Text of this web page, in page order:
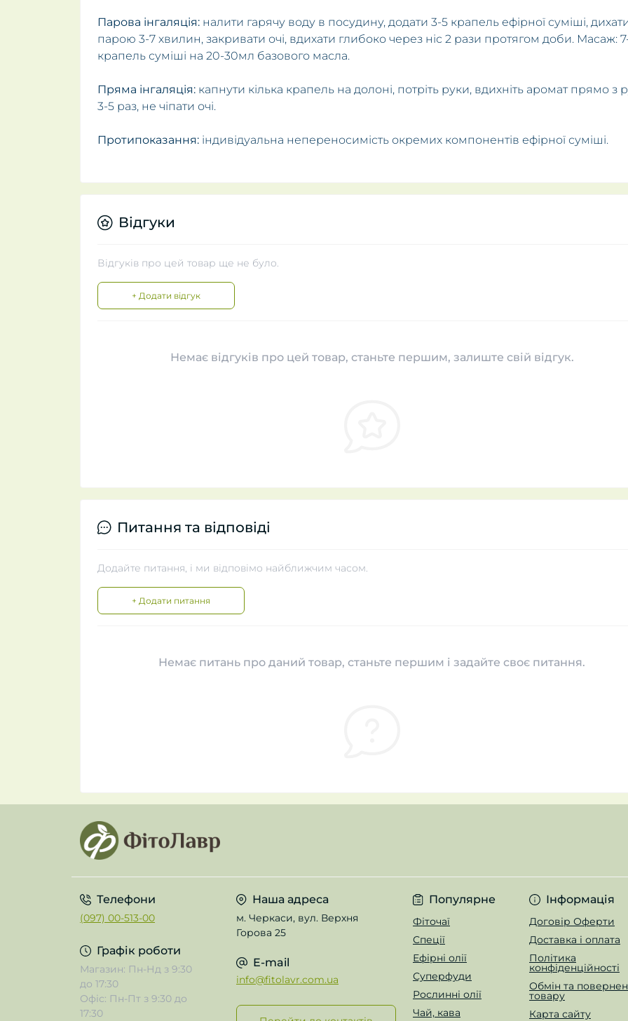
Парова інгаляція: налити гарячу воду в посудину, додати 3-5 крапель ефірної суміші,
парою 3-7 хвилин, закривати очі, вдихати глибоко через ніс 2 рази протягом доби. Масаж:
крапель суміші на 20-30мл базового масла.
Пряма інгаляція: капнути кілька крапель на долоні, потріть руки, вдихніть аромат прямо з
3-5 раз, не чіпати очі.
Протипоказання: індивідуальна непереносимість окремих компонентів ефірної суміші.
Відгуки
Відгуків про цей товар ще не було.
+ Додати відгук
Немає відгуків про цей товар, станьте першим, залиште свій відгук.
Питання та відповіді
Додайте питання, і ми відповімо найближчим часом.
+ Додати питання
Немає питань про даний товар, станьте першим і задайте своє питання.
Телефони
(097) 00-513-00
Графік роботи
Магазин: Пн-Нд з 9:30
до 17:30
Офіс: Пн-Пт з 9:30 до
17:30
Наша адреса
м. Черкаси, вул. Верхня
Горова 25
E-mail
info@fitolavr.com.ua
Популярне
Фіточаї
Спеції
Ефірні олії
Суперфуди
Рослинні олії
Чай, кава
Інформація
Договір Оферти
Доставка і оплата
Політика
конфіденційності
Обмін та
товару
Карта сайту